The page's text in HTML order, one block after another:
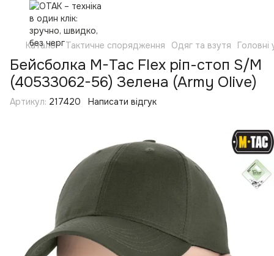
Каталог Тактичне спорядження Одяг та взутя Головні
Бейсболка M-Tac Flex ріп-стоп S/M
(40533062-56) Зелена (Army Olive)
Артикул: 217420 Написати відгук